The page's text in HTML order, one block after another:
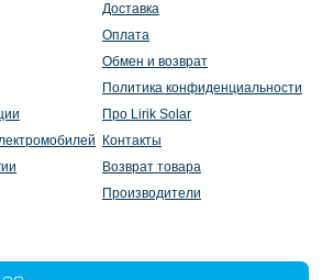
Доставка
Оплата
Обмен и возврат
Политика конфиденциальности
Про Lirik Solar
Контакты
Возврат товара
Производители